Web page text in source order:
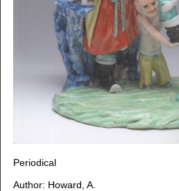
Periodical
Author: Howard, A.